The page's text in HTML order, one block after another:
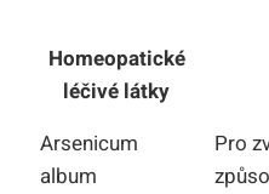
Homeopatické
léčivé látky
Arsenicum
album
Pro